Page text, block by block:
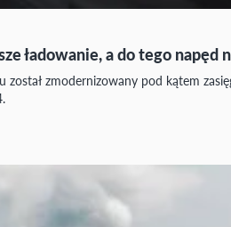
ładowanie, a do tego napęd
zmodernizowany pod kątem